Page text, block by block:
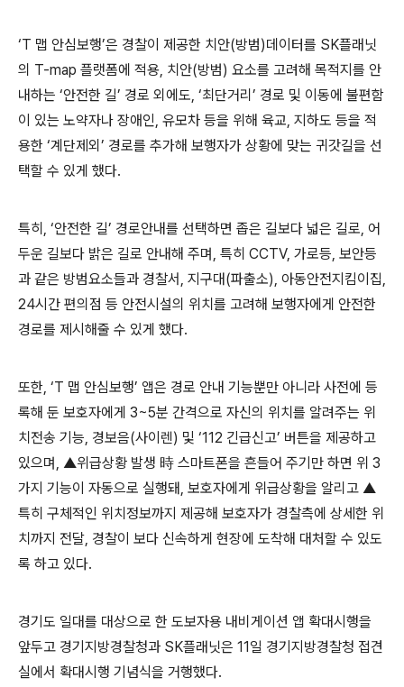
‘T 맵 안심보행’은 경찰이 제공한 치안(방범)데이터를 SK플래닛
의 T-map 플랫폼에 적용, 치안(방범) 요소를 고려해 목적지를 안
내하는 ‘안전한 길’ 경로 외에도, ‘최단거리’ 경로 및 이동에 불편함
이 있는 노약자나 장애인, 유모차 등을 위해 육교, 지하도 등을 적
용한 ‘계단제외’ 경로를 추가해 보행자가 상황에 맞는 귀갓길을 선
택할 수 있게 했다.
특히, ‘안전한 길’ 경로안내를 선택하면 좁은 길보다 넓은 길로, 어
두운 길보다 밝은 길로 안내해 주며, 특히 CCTV, 가로등, 보안등
과 같은 방범요소들과 경찰서, 지구대(파출소), 아동안전지킴이집,
24시간 편의점 등 안전시설의 위치를 고려해 보행자에게 안전한
경로를 제시해줄 수 있게 했다.
또한, ‘T 맵 안심보행’ 앱은 경로 안내 기능뿐만 아니라 사전에 등
록해 둔 보호자에게 3~5분 간격으로 자신의 위치를 알려주는 위
치전송 기능, 경보음(사이렌) 및 ‘112 긴급신고’ 버튼을 제공하고
있으며, ▲위급상황 발생 時 스마트폰을 흔들어 주기만 하면 위 3
가지 기능이 자동으로 실행돼, 보호자에게 위급상황을 알리고 ▲
특히 구체적인 위치정보까지 제공해 보호자가 경찰측에 상세한 위
치까지 전달, 경찰이 보다 신속하게 현장에 도착해 대처할 수 있도
록 하고 있다.
경기도 일대를 대상으로 한 도보자용 내비게이션 앱 확대시행을
앞두고 경기지방경찰청과 SK플래닛은 11일 경기지방경찰청 접견
실에서 확대시행 기념식을 거행했다.